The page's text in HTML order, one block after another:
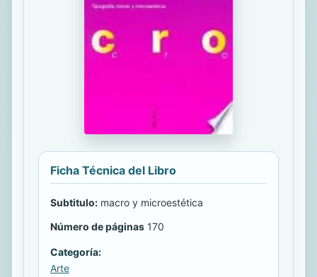
Ficha Técnica del Libro
Subtitulo: macro y microestética
Número de páginas 170
Categoría:
Arte